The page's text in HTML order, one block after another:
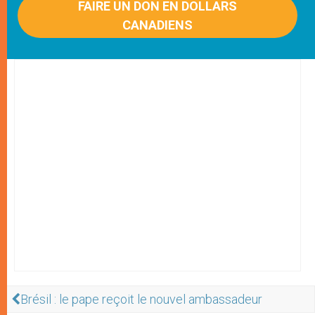
FAIRE UN DON EN DOLLARS
CANADIENS
Brésil : le pape reçoit le nouvel ambassadeur